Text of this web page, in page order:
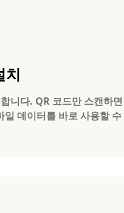
치
니다. QR 코드만 스캔하
일 데이터를 바로 사용할 수